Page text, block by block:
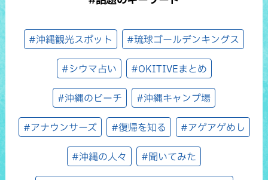
#沖縄観光スポット #琉球ゴールデンキングス
#シウマ占い #OKITIVEまとめ
#沖縄のビーチ #沖縄キャンプ場
#アナウンサーズ #復帰を知る #アゲアゲめし
#沖縄の人々 #聞いてみた